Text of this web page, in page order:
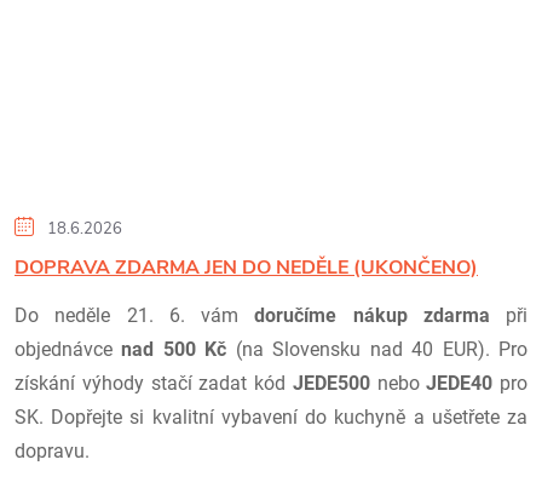
18.6.2026
DOPRAVA ZDARMA JEN DO NEDĚLE (UKONČENO)
Do neděle 21. 6. vám doručíme nákup zdarma při
objednávce nad 500 Kč (na Slovensku nad 40 EUR). Pro
získání výhody stačí zadat kód JEDE500neboJEDE40 pro
SK. Dopřejte si kvalitní vybavení do kuchyně a ušetřete za
dopravu.